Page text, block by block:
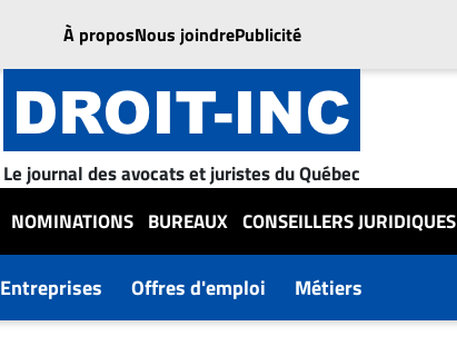
À proposNous joindrePublicité
Le journal des avocats et juristes du Québec
NOMINATIONS BUREAUX CONSEILLERS JURIDIQUES
Entreprises Offres d'emploi Métiers